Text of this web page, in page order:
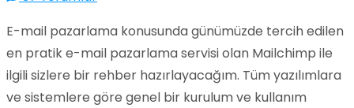
E-mail pazarlama konusunda günümüzde tercih edilen
en pratik e-mail pazarlama servisi olan Mailchimp ile
ilgili sizlere bir rehber hazırlayacağım. Tüm yazılımlara
ve sistemlere göre genel bir kurulum ve kullanım